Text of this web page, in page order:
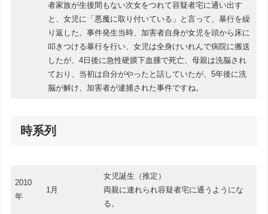
者家族が生後間もない次女をつれて容疑者宅に通い出す
と、女児に「悪魔に取り付いている」と言って、暴行を繰
り返した。事件発生当時、加害者自身が女児を頭から床に
叩きつける暴行を行い、女児は全身けいれんで病院に搬送
したが、4日後に急性硬膜下血腫で死亡、母親は洗脳され
ており、当初は自分がやったと話していたが、5年後に洗
脳が解け、加害者が逮捕された事件ですね。
時系列
2010
年
1月
女児誕生（推定）
両親に連れられ容疑者宅に通うようにな
る。